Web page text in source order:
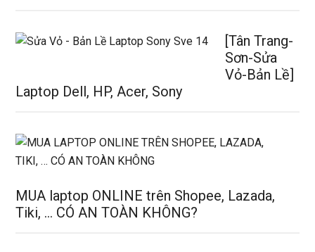
[Tân Trang-
Sơn-Sửa
Vỏ-Bản Lề]
Laptop Dell, HP, Acer, Sony
MUA laptop ONLINE trên Shopee, Lazada,
Tiki, … CÓ AN TOÀN KHÔNG?